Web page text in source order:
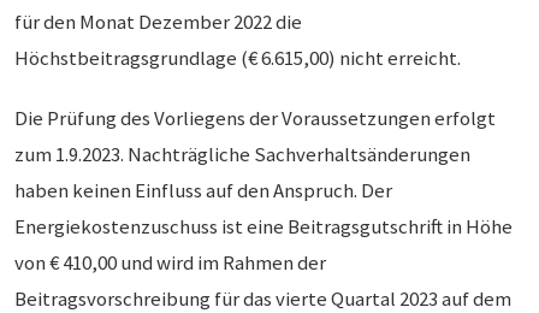
für den Monat Dezember 2022 die
Höchstbeitragsgrundlage (€ 6.615,00) nicht erreicht.
Die Prüfung des Vorliegens der Voraussetzungen erfolgt
zum 1.9.2023. Nachträgliche Sachverhaltsänderungen
haben keinen Einfluss auf den Anspruch. Der
Energiekostenzuschuss ist eine Beitragsgutschrift in Höhe
von € 410,00 und wird im Rahmen der
Beitragsvorschreibung für das vierte Quartal 2023 auf dem